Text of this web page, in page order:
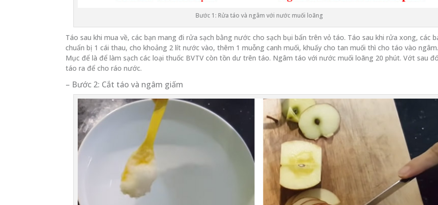
Bước 1: Rửa táo và ngâm với nước muối loãng
Táo sau khi mua về, các bạn mang đi rửa sạch bằng nước cho sạch bụi bẩn trên vỏ táo. Táo sau khi rửa xong, các
chuẩn bị 1 cái thau, cho khoảng 2 lít nước vào, thêm 1 muỗng canh muối, khuấy cho tan muối thì cho táo vào
Mục để là để làm sạch các loại thuốc BVTV còn tồn dư trên táo. Ngâm táo với nước muối loãng 20 phút. Vớt sau
táo ra để cho ráo nước.
– Bước 2: Cắt táo và ngâm giấm